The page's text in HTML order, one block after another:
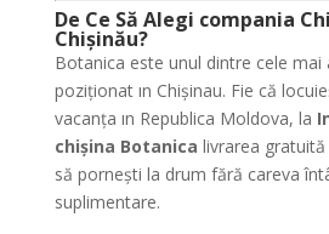
De Ce Să Alegi compania
Chișinău?
Botanica este unul dintre cele mai
poziționat ın Chişinau. Fie că
vacanța ın Republica Moldova, la
chişina Botanica livrarea
să pornești la drum fără careva
suplimentare.